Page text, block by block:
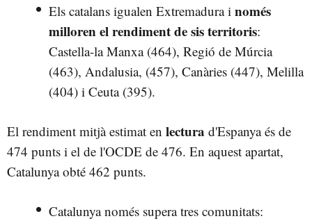
Els catalans igualen Extremadura i només
milloren el rendiment de sis territoris:
Castella-la Manxa (464), Regió de Múrcia
(463), Andalusia, (457), Canàries (447), Melilla
(404) i Ceuta (395).
El rendiment mitjà estimat en lectura d'Espanya és de
474 punts i el de l'OCDE de 476. En aquest apartat,
Catalunya obté 462 punts.
Catalunya només supera tres comunitats: